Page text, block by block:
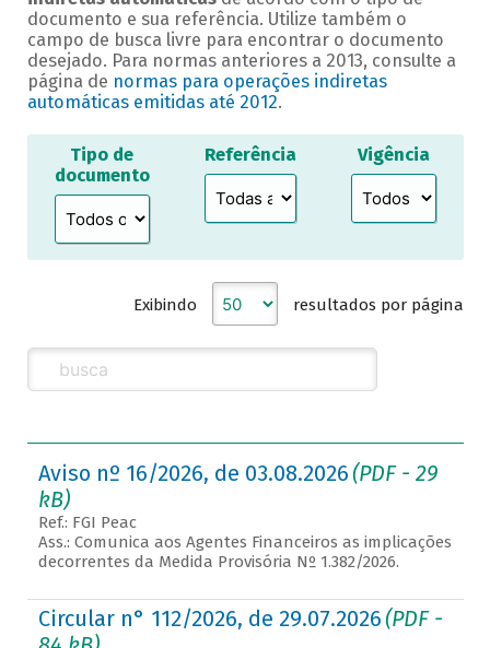
documento e sua referência. Utilize também o
campo de busca livre para encontrar o documento
desejado. Para normas anteriores a 2013, consulte a
página de normas para operações indiretas
automáticas emitidas até 2012.
Tipo de
documento
Referência Vigência
Exibindo resultados por página
Aviso nº 16/2026, de 03.08.2026(PDF - 29
kB)
Ref.: FGI Peac
Ass.: Comunica aos Agentes Financeiros as implicações
decorrentes da Medida Provisória Nº 1.382/2026.
Circular n° 112/2026, de 29.07.2026(PDF -